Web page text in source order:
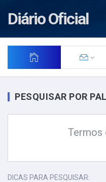
Diário Oficial
PESQUISAR POR
Termos
DICAS PARA PESQUISAR: